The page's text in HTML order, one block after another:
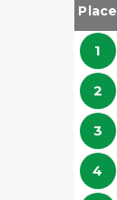
Place
1
2
3
4